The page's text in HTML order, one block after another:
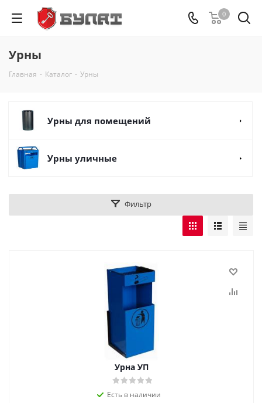
0
Урны
Главная - Каталог - Урны
Урны для помещений
Урны уличные
Фильтр
Урна УП
Есть в наличии